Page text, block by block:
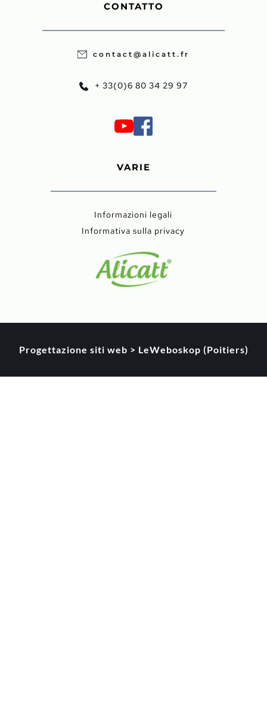
CONTATTO
contact@alicatt.fr
+ 33(0)6 80 34 29 97
VARIE
Informazioni legali
Informativa sulla privacy
Progettazione siti web > LeWeboskop (Poitiers)